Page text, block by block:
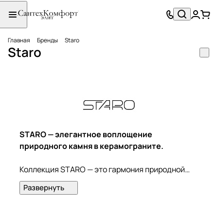
Главная Бренды Staro
Staro
STARO — элегантное воплощение
природного камня в керамограните.
Коллекция STARO — это гармония природной
красоты и инновационных технологий.
Вдохновлённый текстурами натурального